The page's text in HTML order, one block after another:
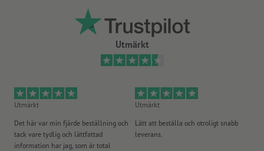
Utmärkt
Utmärkt
Det här var min fjärde beställning och
tack vare tydlig och lättfattad
information har jag, som är total
Utmärkt
Lätt att beställa och otroligt snabb
leverans.